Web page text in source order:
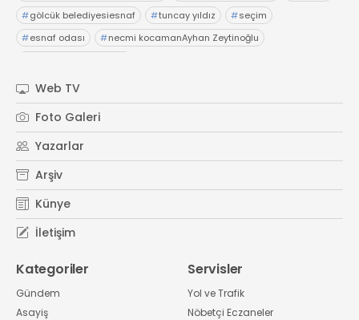
#gölcük belediyesiesnaf #tuncay yıldız #seçim
#esnaf odası #necmi kocamanAyhan Zeytinoğlu
Web TV
Foto Galeri
Yazarlar
Arşiv
Künye
İletişim
Kategoriler
Gündem
Asayiş
Servisler
Yol ve Trafik
Nöbetçi Eczaneler